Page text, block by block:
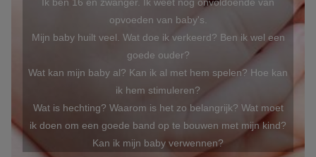
opvoeden van baby's.
Mijn baby huilt veel. Wat doe ik verkeerd? Ben ik wel een
goede ouder?
Wat kan mijn baby al? Kan ik al met hem spelen? Hoe kan
ik hem stimuleren?
Wat is hechting? Waarom is het zo belangrijk? Wat moet
ik doen om een goede band op te bouwen met mijn kind?
Kan ik mijn baby verwennen?